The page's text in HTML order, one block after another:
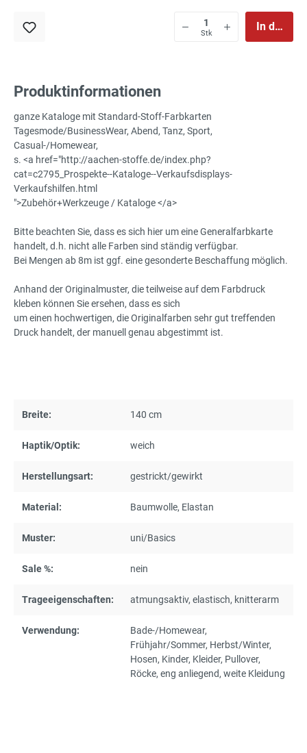
Stk
In den
Produktinformationen
ganze Kataloge mit Standard-Stoff-Farbkarten
Tagesmode/BusinessWear, Abend, Tanz, Sport,
Casual-/Homewear,
s. <a href="http://aachen-stoffe.de/index.php?
cat=c2795_Prospekte--Kataloge--Verkaufsdisplays-
Verkaufshilfen.html
">Zubehör+Werkzeuge / Kataloge </a>
Bitte beachten Sie, dass es sich hier um eine Generalfarbkarte
handelt, d.h. nicht alle Farben sind ständig verfügbar.
Bei Mengen ab 8m ist ggf. eine gesonderte Beschaffung möglich.
Anhand der Originalmuster, die teilweise auf dem Farbdruck
kleben können Sie ersehen, dass es sich
um einen hochwertigen, die Originalfarben sehr gut treffenden
Druck handelt, der manuell genau abgestimmt ist.
Breite: 140 cm
Haptik/Optik: weich
Herstellungsart: gestrickt/gewirkt
Material: Baumwolle, Elastan
Muster: uni/Basics
Sale %: nein
Trageeigenschaften: atmungsaktiv, elastisch, knitterarm
Verwendung: Bade-/Homewear,
Frühjahr/Sommer, Herbst/Winter,
Hosen, Kinder, Kleider, Pullover,
Röcke, eng anliegend, weite Kleidung